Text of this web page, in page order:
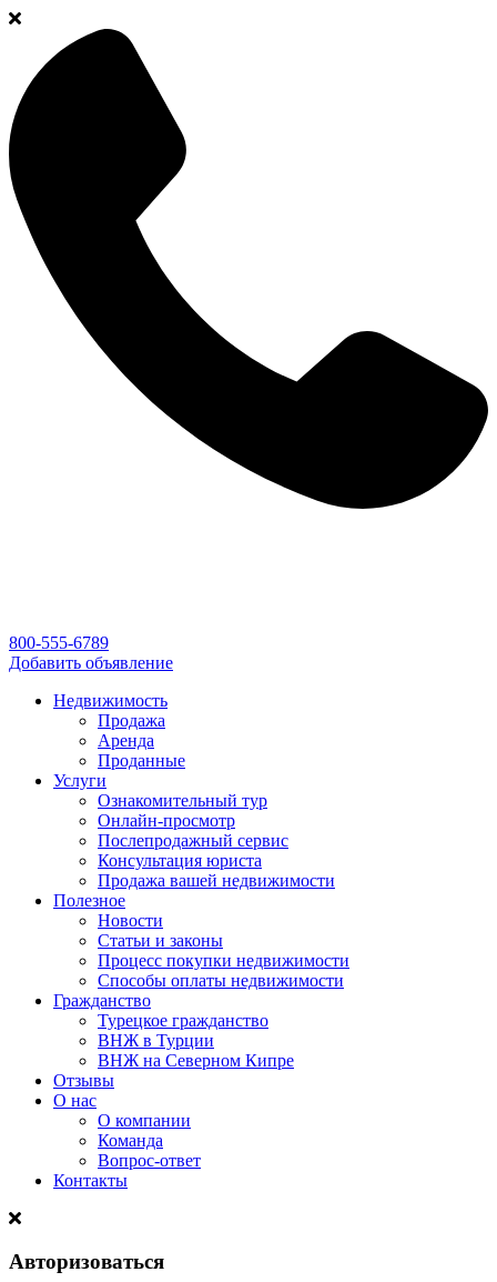
800-555-6789
Добавить объявление
Недвижимость
Продажа
Аренда
Проданные
Услуги
Ознакомительный тур
Онлайн-просмотр
Послепродажный сервис
Консультация юриста
Продажа вашей недвижимости
Полезное
Новости
Статьи и законы
Процесс покупки недвижимости
Способы оплаты недвижимости
Гражданство
Турецкое гражданство
ВНЖ в Турции
ВНЖ на Северном Кипре
Отзывы
О нас
О компании
Команда
Вопрос-ответ
Контакты
Авторизоваться